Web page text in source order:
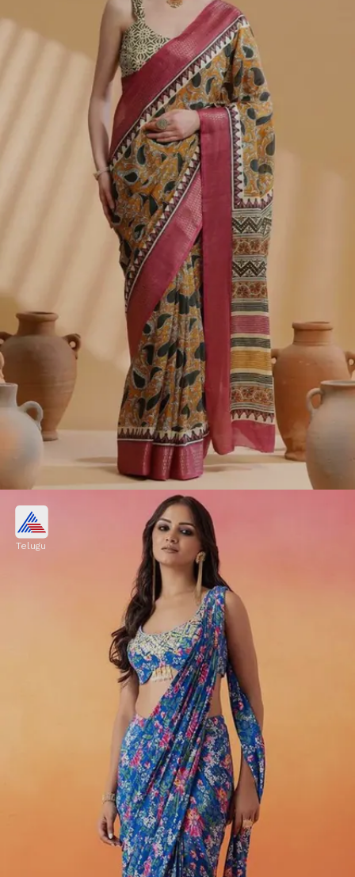
Image credits: Instagram
అబ్‌స్ట్రాక్ట్ ప్రింట్ షిఫాన్ శారీ
సన్నగా కనిపించాలంటే షిఫాన్ చీర కట్టుకోవడం సరైన
ఎంపిక. దీనిపై ఉండే అబ్‌స్ట్రాక్ట్ ప్రింట్ చీరకు మోడ్రన్ టచ్
ఇస్తుంది. చాలా కంఫర్ట్ గా కూడా ఉంటుంది. చీర కట్టుకున్న
ఫీలే ఉండదు.
Image credits: Pinterest: MySilkLove
Telugu